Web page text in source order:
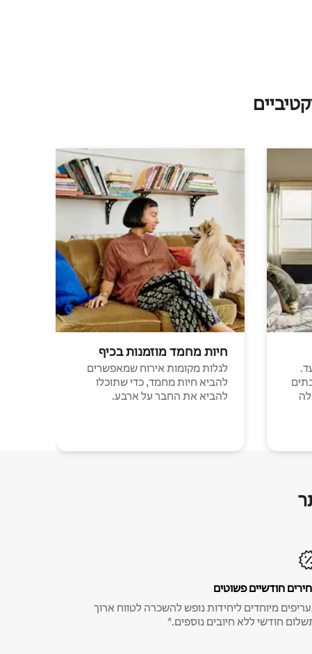
חיות מחמד מוזמנות בכיף
לגלות מקומות אירוח שמאפשרים
להביא חיות מחמד, כדי שתוכלו
להביא את החבר על ארבע.
חודשיים פשוטים
מיוחדים ליחידות נופש להשכרה לטווח ארוך
חודשי ללא חיובים נוספים.*